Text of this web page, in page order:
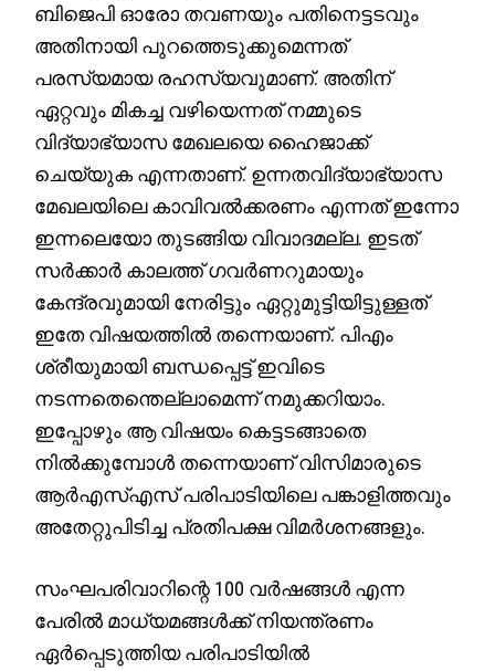
ബിജെപി ഓരോ തവണയും പതിനെട്ടടവും
അതിനായി പുറത്തെടുക്കുമെന്നത്
പരസ്യമായ രഹസ്യവുമാണ്. അതിന്
ഏറ്റവും മികച്ച വഴിയെന്നത് നമ്മുടെ
വിദ്യാഭ്യാസ മേഖലയെ ഹൈജാക്ക്
ചെയ്യുക എന്നതാണ്. ഉന്നതവിദ്യാഭ്യാസ
മേഖലയിലെ കാവിവൽക്കരണം എന്നത് ഇന്നോ
ഇന്നലെയോ തുടങ്ങിയ വിവാദമല്ല. ഇടത്
സർക്കാർ കാലത്ത് ​ഗവർണറുമായും
കേന്ദ്രവുമായി നേരിട്ടും ഏറ്റുമുട്ടിയിട്ടുള്ളത്
ഇതേ വിഷയത്തിൽ തന്നെയാണ്. പിഎം
ശ്രീയുമായി ബന്ധപ്പെട്ട് ഇവിടെ
നടന്നതെന്തെല്ലാമെന്ന് നമുക്കറിയാം.
ഇപ്പോഴും ആ വിഷയം കെട്ടടങ്ങാതെ
നിൽക്കുമ്പോൾ തന്നെയാണ് വിസിമാരുടെ
ആർഎസ്എസ് പരിപാടിയിലെ പങ്കാളിത്തവും
അതേറ്റുപിടിച്ച പ്രതിപക്ഷ വിമർശനങ്ങളും.
സംഘപരിവാറിന്റെ 100 വർഷങ്ങൾ എന്ന
പേരിൽ മാധ്യമങ്ങൾക്ക് നിയന്ത്രണം
ഏർപ്പെടുത്തിയ പരിപാടിയിൽ